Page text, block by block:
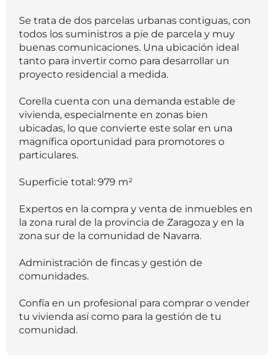
Se trata de dos parcelas urbanas contiguas, con
todos los suministros a pie de parcela y muy
buenas comunicaciones. Una ubicación ideal
tanto para invertir como para desarrollar un
proyecto residencial a medida.
Corella cuenta con una demanda estable de
vivienda, especialmente en zonas bien
ubicadas, lo que convierte este solar en una
magnífica oportunidad para promotores o
particulares.
Superficie total: 979 m²
Expertos en la compra y venta de inmuebles en
la zona rural de la provincia de Zaragoza y en la
zona sur de la comunidad de Navarra.
Administración de fincas y gestión de
comunidades.
Confía en un profesional para comprar o vender
tu vivienda así como para la gestión de tu
comunidad.